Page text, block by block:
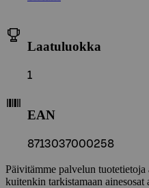
Laatuluokka
1
EAN
8713037000258
Päivitämme palvelun
kuitenkin tarkistamaan